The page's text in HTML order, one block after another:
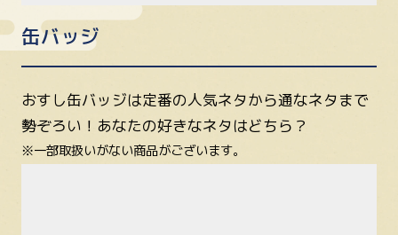
缶バッジ
おすし缶バッジは定番の人気ネタから通なネタまで
勢ぞろい！あなたの好きなネタはどちら？
※一部取扱いがない商品がございます。